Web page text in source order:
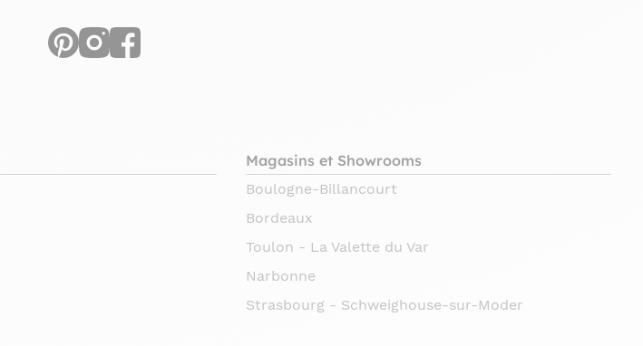
Magasins et Showrooms
Boulogne-Billancourt
Bordeaux
Toulon - La Valette du Var
Narbonne
Strasbourg - Schweighouse-sur-Moder